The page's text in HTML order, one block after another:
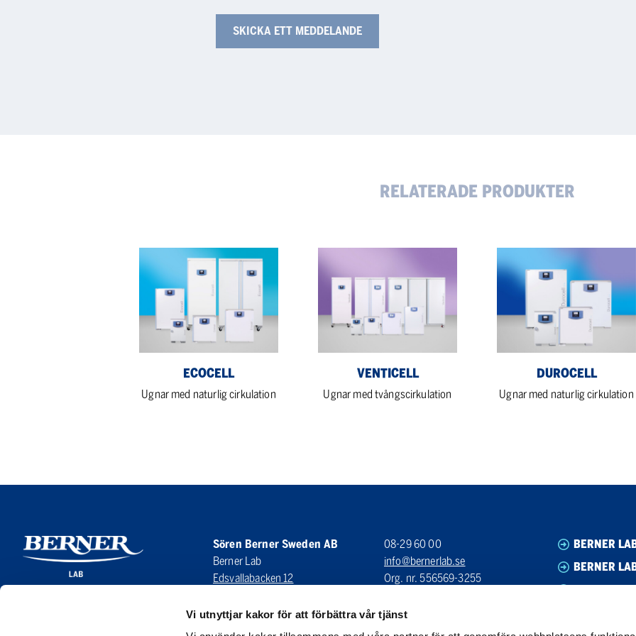
Vi utnyttjar kakor för att förbättra vår tjänst
RELATERADE PRODUKTER
ECOcell
ECOCELL
Ugnar med naturlig cirkulation
VENTICELL
Ugnar med tvångscirkulation
DUROCELL
Ugnar med naturlig cirkulation
Sören Berner Sweden AB
Berner Lab
Edsvallabacken 12
SWEDEN
08-29 60 00
info@bernerlab.se
Org. nr. 556569-3255
BERNER
BERNER
BERNER